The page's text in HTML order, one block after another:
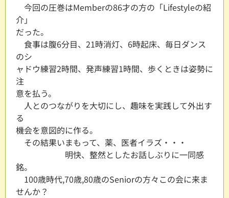
今回の圧巻はMemberの86才の方の「Lifestyleの紹
介」
だった。
食事は腹6分目、21時消灯、6時起床、毎日ダンス
のシ
ャドウ練習2時間、発声練習1時間、歩くときは姿勢に
注
意を払う。
人とのつながりを大切にし、趣味を実践して外出す
る
機会を意図的に作る。
その結果いまもって、薬、医者イラズ・・・
明快、整然としたお話しぶりに一同感
銘。
100歳時代,70歳,80歳のSeniorの方々この会に来ま
せんか？